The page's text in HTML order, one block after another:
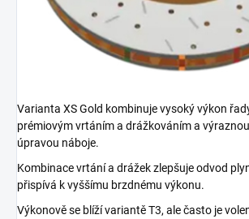
Varianta XS Gold kombinuje vysoký výkon
prémiovým vrtáním a drážkováním a
úpravou náboje.
Kombinace vrtání a drážek zlepšuje odvod
přispívá k vyššímu brzdnému výkonu.
Výkonově se blíží variantě T3, ale často je